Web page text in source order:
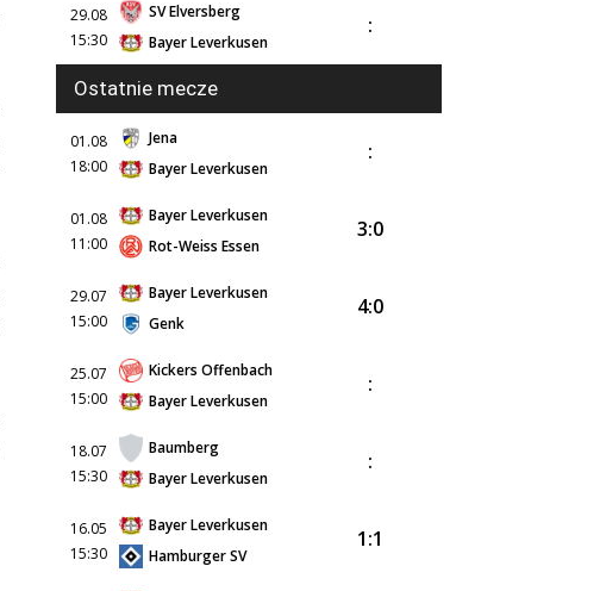
29.08
15:30
SV Elversberg
Bayer Leverkusen
:
Ostatnie mecze
01.08
18:00
Jena
Bayer Leverkusen
:
01.08
11:00
Bayer Leverkusen
Rot-Weiss Essen
3:0
29.07
15:00
Bayer Leverkusen
Genk
4:0
25.07
15:00
Kickers Offenbach
Bayer Leverkusen
:
18.07
15:30
Baumberg
Bayer Leverkusen
:
16.05
15:30
Bayer Leverkusen
Hamburger SV
1:1